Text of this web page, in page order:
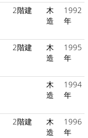
2階建
木
造
1992
年
2階建
木
造
1995
年
木
造
1994
年
2階建
木
造
1996
年